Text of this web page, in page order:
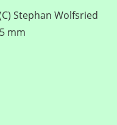
Stephan Wolfsried
mm